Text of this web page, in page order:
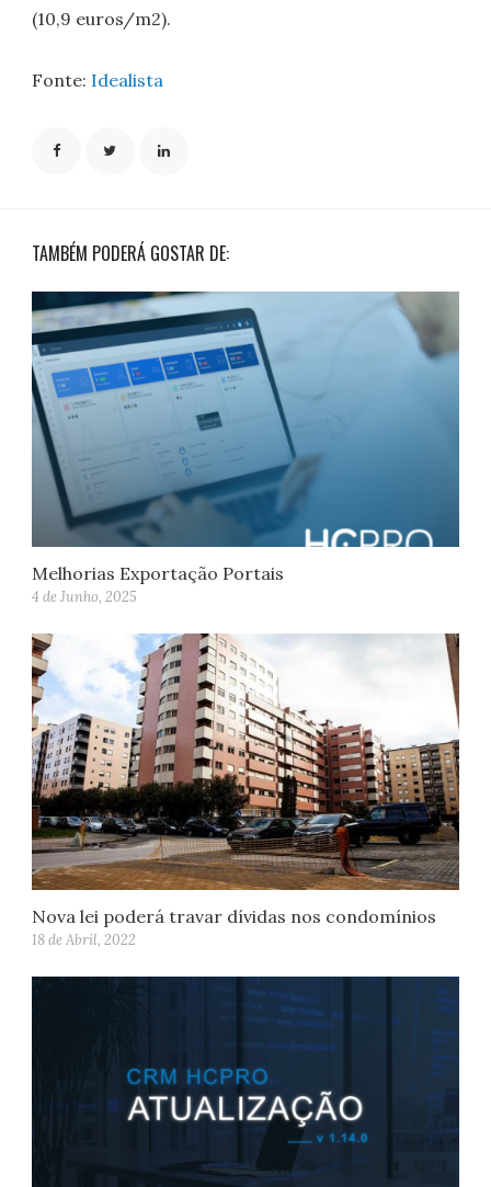
(10,9 euros/m2).
Fonte: Idealista
TAMBÉM PODERÁ GOSTAR DE:
Melhorias Exportação Portais
4 de Junho, 2025
Nova lei poderá travar dívidas nos condomínios
18 de Abril, 2022